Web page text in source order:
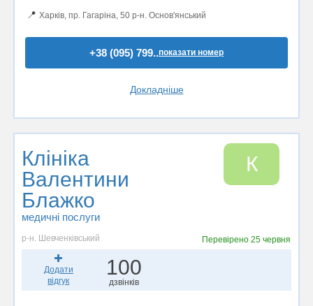
📍 Харків, пр. Гагаріна, 50 р-н. Основ'янський
+38 (095) 799..показати номер
Докладніше
Клініка
Валентини
Блажко
медичні послуги
К
р-н. Шевченківський Перевірено25 червня
Додати
відгук
100
дзвінків